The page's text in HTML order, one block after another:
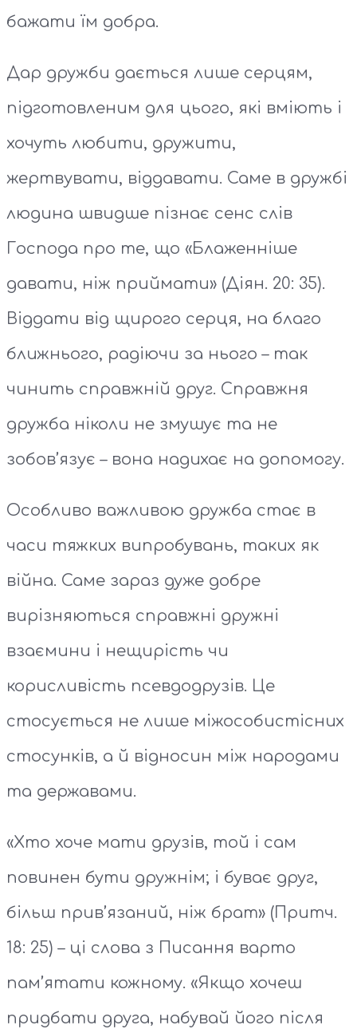
бажати їм добра.
Дар дружби дається лише серцям,
підготовленим для цього, які вміють і
хочуть любити, дружити,
жертвувати, віддавати. Саме в дружбі
людина швидше пізнає сенс слів
Господа про те, що «Блаженнiше
давати, нiж приймати» (Діян. 20: 35).
Віддати від щирого серця, на благо
ближнього, радіючи за нього – так
чинить справжній друг. Справжня
дружба ніколи не змушує та не
зобов’язує – вона надихає на допомогу.
Особливо важливою дружба стає в
часи тяжких випробувань, таких як
війна. Саме зараз дуже добре
вирізняються справжні дружні
взаємини і нещирість чи
корисливість псевдодрузів. Це
стосується не лише міжособистісних
стосунків, а й відносин між народами
та державами.
«Хто хоче мати друзів, той і сам
повинен бути дружнім; і буває друг,
більш прив’язаний, ніж брат» (Притч.
18: 25) – ці слова з Писання варто
пам’ятати кожному. «Якщо хочеш
придбати друга, набувай його після